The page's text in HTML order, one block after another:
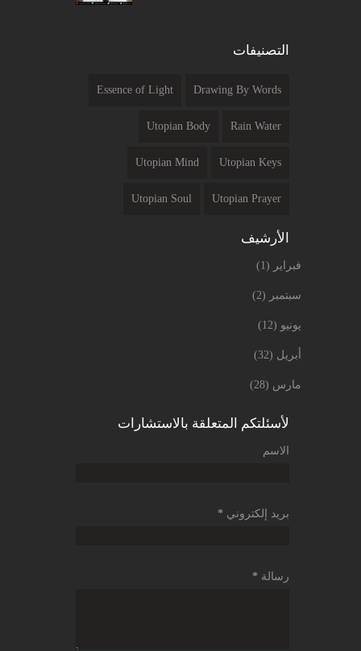
التصنيفات
Drawing By Words
Essence of Light
Rain Water
Utopian Body
Utopian Keys
Utopian Mind
Utopian Prayer
Utopian Soul
الأرشيف
فبراير (1)
سبتمبر (2)
يونيو (12)
أبريل (32)
مارس (28)
لأسئلتكم المتعلقة بالاستشارات
الاسم
بريد إلكتروني *
رسالة *